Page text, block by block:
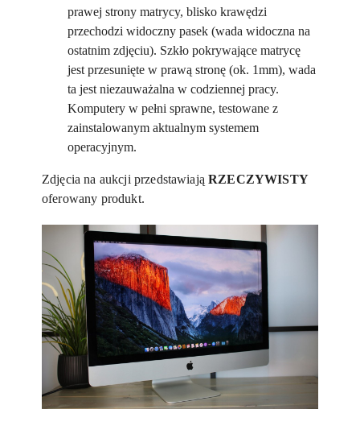
prawej strony matrycy, blisko krawędzi
przechodzi widoczny pasek (wada widoczna na
ostatnim zdjęciu). Szkło pokrywające matrycę
jest przesunięte w prawą stronę (ok. 1mm), wada
ta jest niezauważalna w codziennej pracy.
Komputery w pełni sprawne, testowane z
zainstalowanym aktualnym systemem
operacyjnym.
Zdjęcia na aukcji przedstawiająRZECZYWISTY
oferowany produkt.